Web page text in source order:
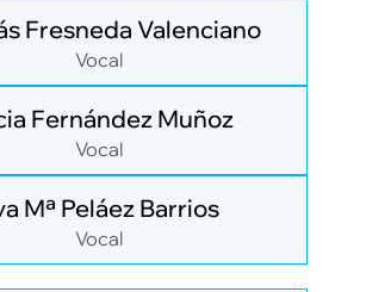
Fresneda Valenciano
Vocal
Fernández Muñoz
Vocal
Mª Peláez Barrios
Vocal